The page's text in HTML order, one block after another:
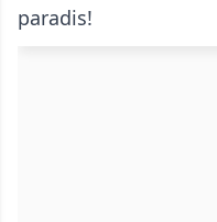
paradis!